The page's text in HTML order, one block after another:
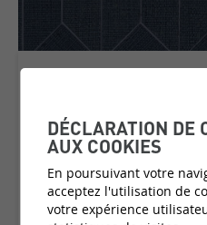
COLLECTION:
Matière:Raffia
DÉCLARATION DE
AUX COOKIES
En poursuivant votre
acceptez l'utilisation de
votre expérience